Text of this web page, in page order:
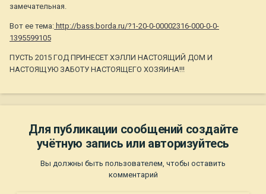
замечательная.
Вот ее тема: http://bass.borda.ru/?1-20-0-00002316-000-0-0-
1395599105
ПУСТЬ 2015 ГОД ПРИНЕСЕТ ХЭЛЛИ НАСТОЯЩИЙ ДОМ И
НАСТОЯЩУЮ ЗАБОТУ НАСТОЯЩЕГО ХОЗЯИНА!!!
Для публикации сообщений создайте
учётную запись или авторизуйтесь
Вы должны быть пользователем, чтобы оставить
комментарий